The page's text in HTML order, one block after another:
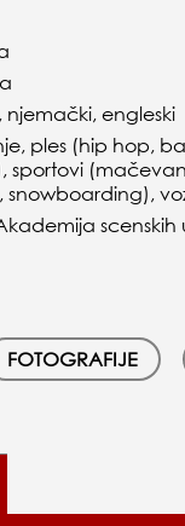
njemački, engleski
ples (hip hop,
sportovi
snowboarding),
scenskih
FOTOGRAFIJE